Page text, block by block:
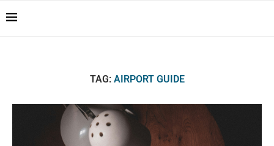
TAG: AIRPORT GUIDE